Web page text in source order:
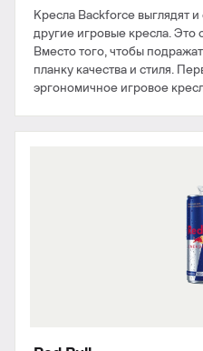
Кресла Backforce выглядят
другие игровые кресла. Это
Вместо того, чтобы
планку качества и стиля.
эргономичное игровое